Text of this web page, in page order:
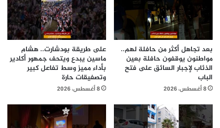
بعد تجاهل أكثر من حافلة لهم..
مواطنون يوقفون حافلة بعين
الذئاب لإجبار السائق على فتح
الباب
8 أغسطس، 2026
على طريقة بودشارت.. هشام
ماسين يبدع ويتحف جمهور أكادير
بأداء مميز وسط تفاعل كبير
وتصفيقات حارة
8 أغسطس، 2026